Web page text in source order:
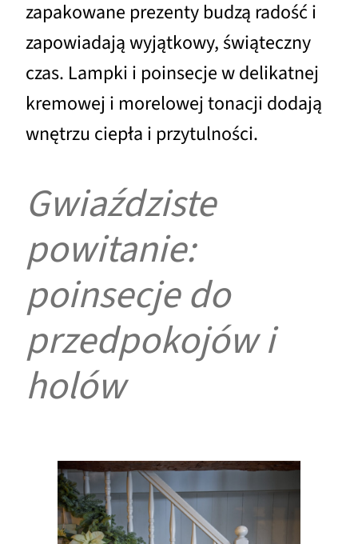
zapakowane prezenty budzą radość i
zapowiadają wyjątkowy, świąteczny
czas. Lampki i poinsecje w delikatnej
kremowej i morelowej tonacji dodają
wnętrzu ciepła i przytulności.
Gwiaździste
powitanie:
poinsecje do
przedpokojów i
holów